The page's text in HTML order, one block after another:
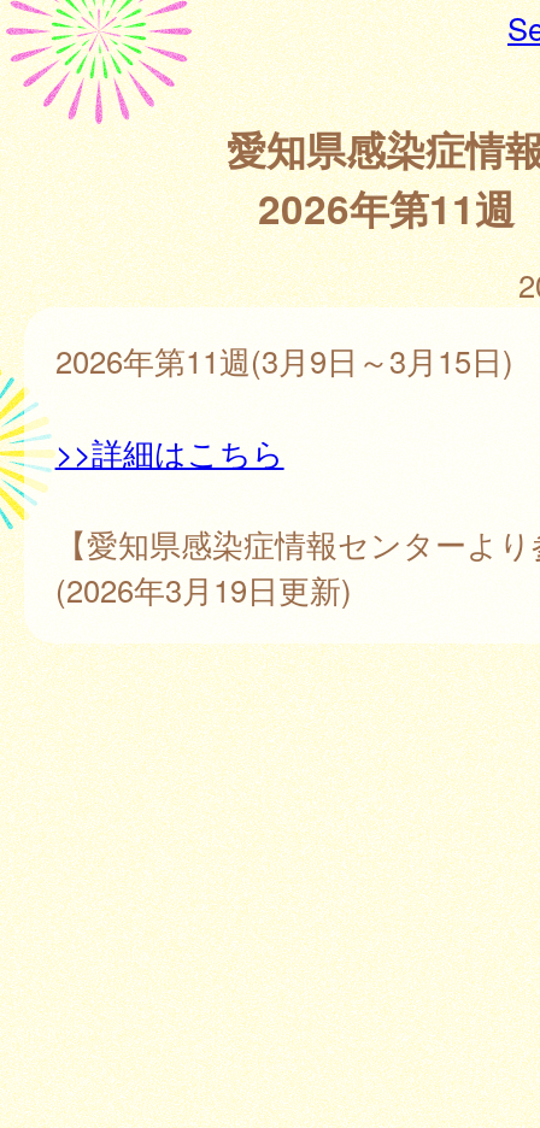
愛知県感染症情
2026年第11週
2026年第11週(3月9日～3月15日)
>>詳細はこちら
【愛知県感染症情報センターよ
(2026年3月19日更新)